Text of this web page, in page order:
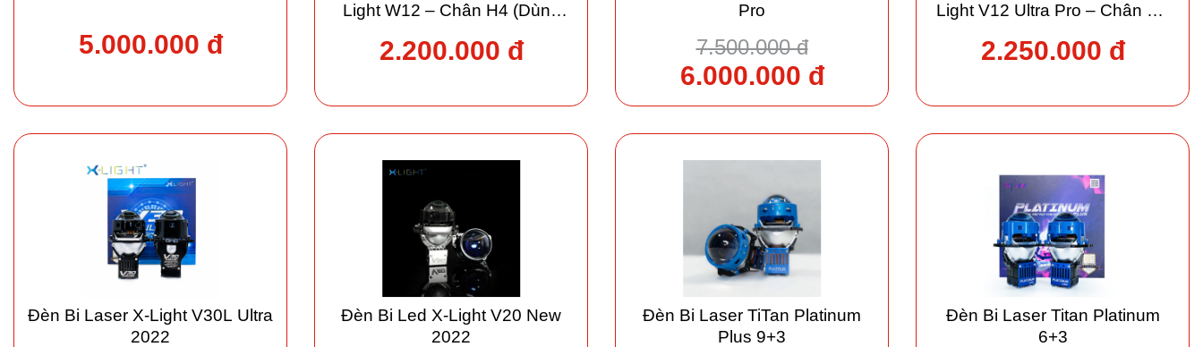
5.000.000 đ
Light W12 – Chân H4 (Dùng
2.200.000 đ
Pro
7.500.000 đ
6.000.000 đ
Light V12 Ultra Pro – Chân H4
2.250.000 đ
Đèn Bi Laser X-Light V30L Ultra
2022
Đèn Bi Led X-Light V20 New
2022
Đèn Bi Laser TiTan Platinum
Plus 9+3
Đèn Bi Laser Titan Platinum
6+3